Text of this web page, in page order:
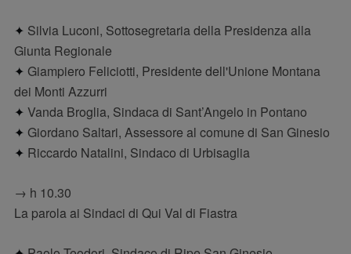
✦ Silvia Luconi, Sottosegretaria della Presidenza alla
Giunta Regionale
✦ Giampiero Feliciotti, Presidente dell'Unione Montana
dei Monti Azzurri
✦ Vanda Broglia, Sindaca di Sant’Angelo in Pontano
✦ Giordano Saltari, Assessore al comune di San Ginesio
✦ Riccardo Natalini, Sindaco di Urbisaglia
→ h 10.30
La parola ai Sindaci di Qui Val di Fiastra